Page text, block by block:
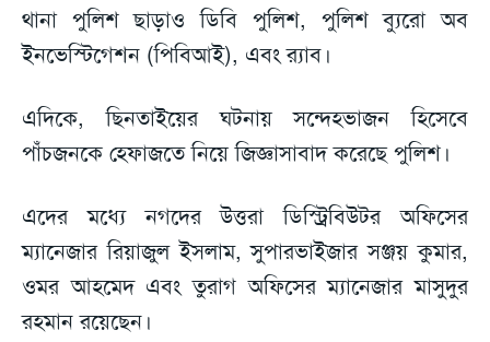
থানা পুলিশ ছাড়াও ডিবি পুলিশ, পুলিশ ব্যুরো অব
ইনভেস্টিগেশন (পিবিআই), এবং র‍্যাব।
এদিকে, ছিনতাইয়ের ঘটনায় সন্দেহভাজন হিসেবে
পাঁচজনকে হেফাজতে নিয়ে জিজ্ঞাসাবাদ করেছে পুলিশ।
এদের মধ্যে নগদের উত্তরা ডিস্ট্রিবিউটর অফিসের
ম্যানেজার রিয়াজুল ইসলাম, সুপারভাইজার সঞ্জয় কুমার,
ওমর আহমেদ এবং তুরাগ অফিসের ম্যানেজার মাসুদুর
রহমান রয়েছেন।